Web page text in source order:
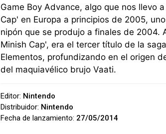
Game Boy Advance, algo que nos llevo
Cap' en Europa a principios de 2005,
nipón que se produjo a finales de 2004.
Minish Cap', era el tercer título de la
Elementos, profundizando en el origen
del maquiavélico brujo Vaati.
Editor: Nintendo
Distribuidor: Nintendo
Fecha de lanzamiento: 27/05/2014